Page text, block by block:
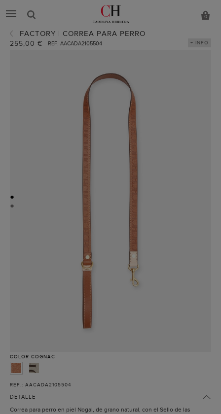
0
FACTORY | CORREA PARA PERRO
255,00 € REF. AACADA2105504 + INFO
●
●
COLOR COGNAC
REF.: AACADA2105504
DETALLE
Correa para perro en piel Nogal, de grano natural, con el Sello de las